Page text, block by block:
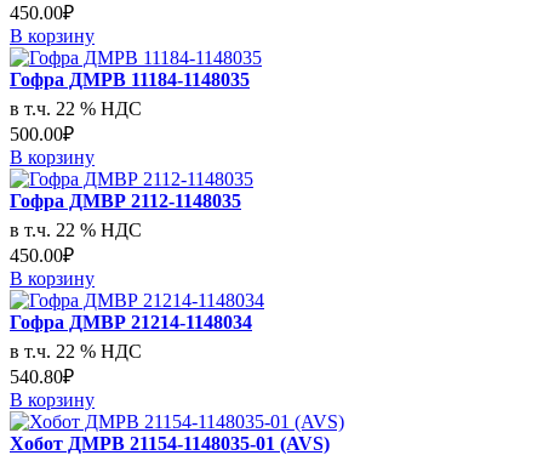
450.00₽
В корзину
Гофра ДМРВ 11184-1148035
в т.ч. 22 % НДС
500.00₽
В корзину
Гофра ДМВР 2112-1148035
в т.ч. 22 % НДС
450.00₽
В корзину
Гофра ДМВР 21214-1148034
в т.ч. 22 % НДС
540.80₽
В корзину
Хобот ДМРВ 21154-1148035-01 (AVS)